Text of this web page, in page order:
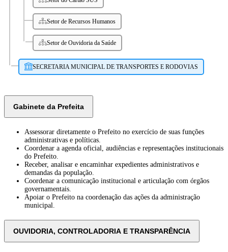
Setor de Recursos Humanos
Setor de Ouvidoria da Saúde
SECRETARIA MUNICIPAL DE TRANSPORTES E RODOVIAS
Gabinete da Prefeita
Assessorar diretamente o Prefeito no exercício de suas funções
administrativas e políticas.
Coordenar a agenda oficial, audiências e representações institucionais
do Prefeito.
Receber, analisar e encaminhar expedientes administrativos e
demandas da população.
Coordenar a comunicação institucional e articulação com órgãos
governamentais.
Apoiar o Prefeito na coordenação das ações da administração
municipal.
OUVIDORIA, CONTROLADORIA E TRANSPARÊNCIA